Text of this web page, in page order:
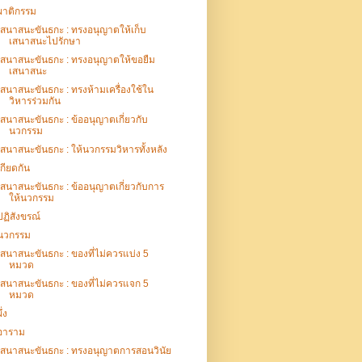
าติกรรม
สนาสนะขันธกะ : ทรงอนุญาตให้เก็บ
เสนาสนะไปรักษา
สนาสนะขันธกะ : ทรงอนุญาตให้ขอยืม
เสนาสนะ
สนาสนะขันธกะ : ทรงห้ามเครื่องใช้ใน
วิหารร่วมกัน
สนาสนะขันธกะ : ข้ออนุญาตเกี่ยวกับ
นวกรรม
สนาสนะขันธกะ : ให้นวกรรมวิหารทั้งหลัง
กียดกัน
สนาสนะขันธกะ : ข้ออนุญาตเกี่ยวกับการ
ให้นวกรรม
ฏิสังขรณ์
วกรรม
สนาสนะขันธกะ : ของที่ไม่ควรแบ่ง 5
หมวด
สนาสนะขันธกะ : ของที่ไม่ควรแจก 5
หมวด
ง
าราม
สนาสนะขันธกะ : ทรงอนุญาตการสอนวินัย